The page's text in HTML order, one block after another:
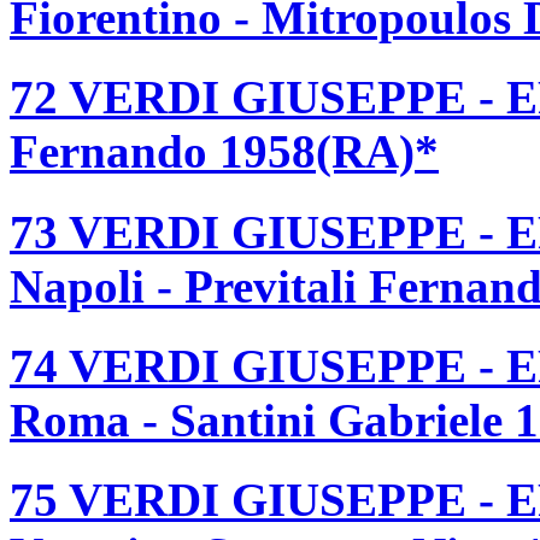
Fiorentino - Mitropoulos
72 VERDI GIUSEPPE -
Fernando 1958(RA)*
73 VERDI GIUSEPPE -
Napoli - Previtali
74 VERDI GIUSEPPE -
Roma - Santini Gabriele
75 VERDI GIUSEPPE -